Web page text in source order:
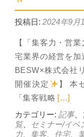
投稿日: 2024年9月
【「集客力・営
宅業界の経営を
BESW×株式会社
開催決定
】 本
「集客戦略 Read
[…]
カテゴリー: 記事、
覧、 セミナー/イベ
力
集客、 住宅、